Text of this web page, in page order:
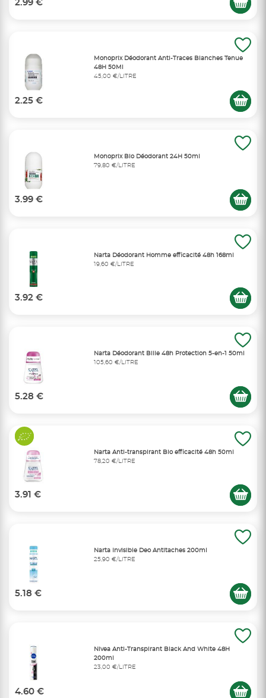
2.99 €
Monoprix Déodorant Anti-Traces Blanches Tenue
48H 50Ml
45,00 €/LITRE
2.25 €
Monoprix Bio Déodorant 24H 50ml
79,80 €/LITRE
3.99 €
Narta Déodorant Homme efficacité 48h 168ml
19,60 €/LITRE
3.92 €
Narta Déodorant Bille 48h Protection 5-en-1 50ml
105,60 €/LITRE
5.28 €
Narta Anti-transpirant Bio efficacité 48h 50ml
78,20 €/LITRE
3.91 €
Narta Invisible Deo Antitaches 200ml
25,90 €/LITRE
5.18 €
Nivea Anti-Transpirant Black And White 48H
200ml
23,00 €/LITRE
4.60 €